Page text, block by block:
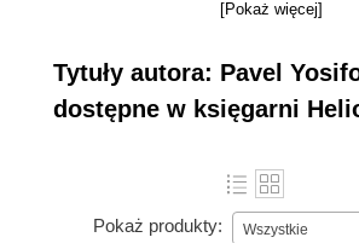
[Pokaż więcej]
Tytuły autora: Pavel
dostępne w księgarni
Pokaż produkty: Wszystkie